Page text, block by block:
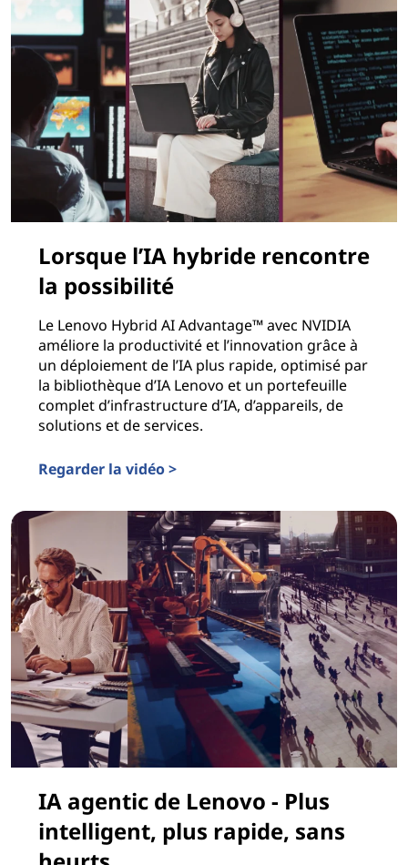
Lorsque l’IA hybride rencontre
la possibilité
Le Lenovo Hybrid AI Advantage™ avec NVIDIA
améliore la productivité et l’innovation grâce à
un déploiement de l’IA plus rapide, optimisé par
la bibliothèque d’IA Lenovo et un portefeuille
complet d’infrastructure d’IA, d’appareils, de
solutions et de services.
Regarder la vidéo >
IA agentic de Lenovo - Plus
intelligent, plus rapide, sans